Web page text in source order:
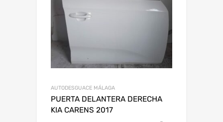
AUTODESGUACE MÁLAGA
PUERTA DELANTERA DERECHA
KIA CARENS 2017